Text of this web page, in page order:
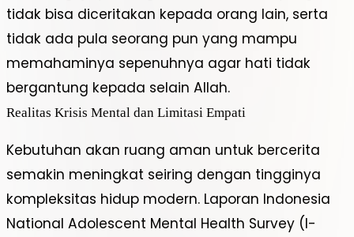
tidak bisa diceritakan kepada orang lain, serta
tidak ada pula seorang pun yang mampu
memahaminya sepenuhnya agar hati tidak
bergantung kepada selain Allah.
Realitas Krisis Mental dan Limitasi Empati
Kebutuhan akan ruang aman untuk bercerita
semakin meningkat seiring dengan tingginya
kompleksitas hidup modern. Laporan Indonesia
National Adolescent Mental Health Survey (I-